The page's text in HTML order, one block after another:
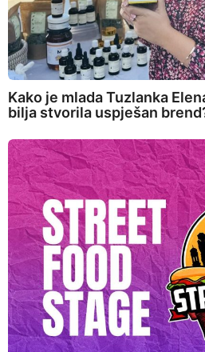
Kako je mlada Tuzlanka
bilja stvorila uspješan